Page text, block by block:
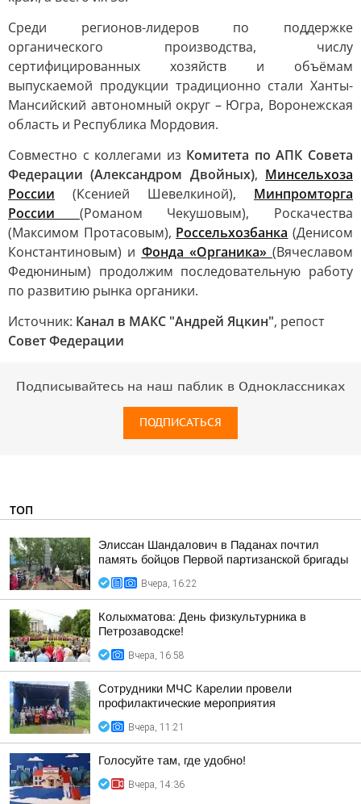
Среди регионов-лидеров по поддержке
органического производства, числу
сертифицированных хозяйств и объёмам
выпускаемой продукции традиционно стали Ханты-
Мансийский автономный округ – Югра, Воронежская
область и Республика Мордовия.
Совместно с коллегами из Комитета по АПК Совета
Федерации (Александром Двойных), Минсельхоза
России (Ксенией Шевелкиной), Минпромторга
России (Романом Чекушовым), Роскачества
(Максимом Протасовым), Россельхозбанка (Денисом
Константиновым) и Фонда «Органика» (Вячеславом
Федюниным) продолжим последовательную работу
по развитию рынка органики.
Источник: Канал в МАКС "Андрей Яцкин", репост
Совет Федерации
Подписывайтесь на наш паблик в Одноклассниках
ПОДПИСАТЬСЯ
ТОП
Элиссан Шандалович в Паданах почтил
память бойцов Первой партизанской бригады
Вчера, 16:22
Колыхматова: День физкультурника в
Петрозаводске!
Вчера, 16:58
Сотрудники МЧС Карелии провели
профилактические мероприятия
Вчера, 11:21
Голосуйте там, где удобно!
Вчера, 14:36